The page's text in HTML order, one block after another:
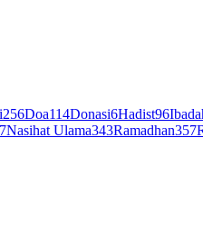
256Doa114Donasi6Hadist96
Nasihat Ulama343Ramadhan357